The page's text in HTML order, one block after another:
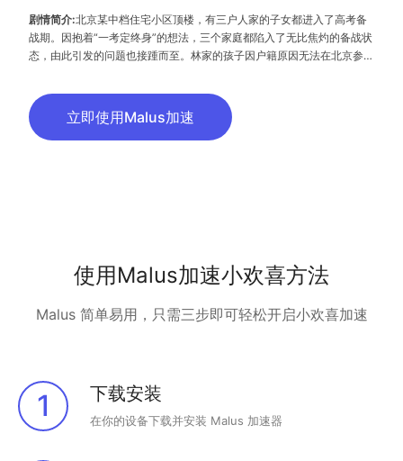
剧情简介:北京某中档住宅小区顶楼，有三户人家的子女都进入了高考备
战期。因抱着“一考定终身”的想法，三个家庭都陷入了无比焦灼的备战状
态，由此引发的问题也接踵而至。林家的孩子因户籍原因无法在北京参
都明显偏科，让乔家夫妇焦急不已。冯家的孩子已经复读了三年，加上冯
家夫妇隐藏了早已离婚的真相，整个家庭的气氛变得十分压抑。三个家庭
各自在教育问题上反复挣扎，寻求出路。最终，孩子们都走出困境，获得
立即使用Malus加速
使用Malus加速小欢喜方法
Malus 简单易用，只需三步即可轻松开启小欢喜加速
1 下载安装
在你的设备下载并安装 Malus 加速器